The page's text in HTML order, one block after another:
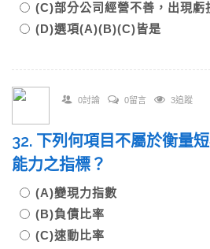
(C)部分公司經營不善，出現
(D)選項(A)(B)(C)皆是
0討論 0留言 3追蹤
32. 下列何項目不屬於衡量
能力之指標？
(A)變現力指數
(B)負債比率
(C)速動比率